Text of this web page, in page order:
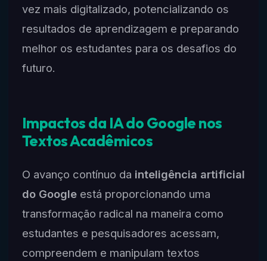
vez mais digitalizado, potencializando os
resultados de aprendizagem e preparando
melhor os estudantes para os desafios do
futuro.
Impactos da IA do Google nos
Textos Acadêmicos
O avanço contínuo da inteligência artificial
do Googleestá proporcionando uma
transformação radical na maneira como
estudantes e pesquisadores acessam,
compreendem e manipulam textos